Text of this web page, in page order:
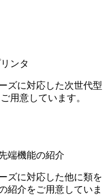
ンタ
ズに対応した次世代型
用意しています。
端機能の紹介
ズに対応した他に類を
紹介をご用意していま